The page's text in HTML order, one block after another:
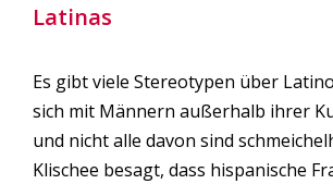
Latinas
Es gibt viele Stereotypen über
sich mit Männern außerhalb ihrer
und nicht alle davon sind
Klischee besagt, dass hispanische